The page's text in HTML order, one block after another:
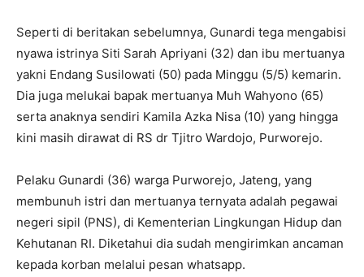
Seperti di beritakan sebelumnya, Gunardi tega mengabisi
nyawa istrinya Siti Sarah Apriyani (32) dan ibu mertuanya
yakni Endang Susilowati (50) pada Minggu (5/5) kemarin.
Dia juga melukai bapak mertuanya Muh Wahyono (65)
serta anaknya sendiri Kamila Azka Nisa (10) yang hingga
kini masih dirawat di RS dr Tjitro Wardojo, Purworejo.
Pelaku Gunardi (36) warga Purworejo, Jateng, yang
membunuh istri dan mertuanya ternyata adalah pegawai
negeri sipil (PNS), di Kementerian Lingkungan Hidup dan
Kehutanan RI. Diketahui dia sudah mengirimkan ancaman
kepada korban melalui pesan whatsapp.